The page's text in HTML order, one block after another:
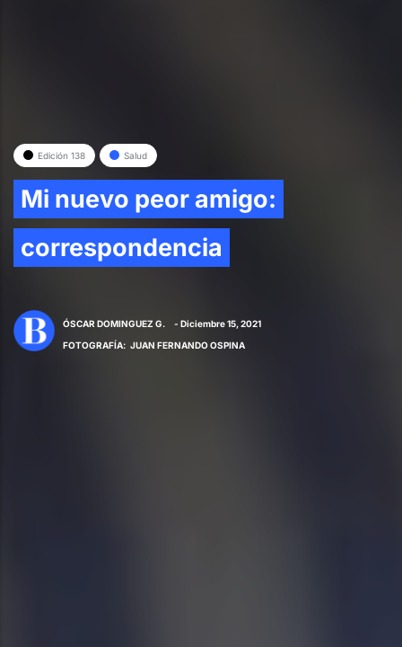
Edición 138 Salud
Mi nuevo peor amigo:
correspondencia
ÓSCAR DOMINGUEZ G.
- Diciembre 15, 2021
FOTOGRAFÍA: JUAN FERNANDO OSPINA